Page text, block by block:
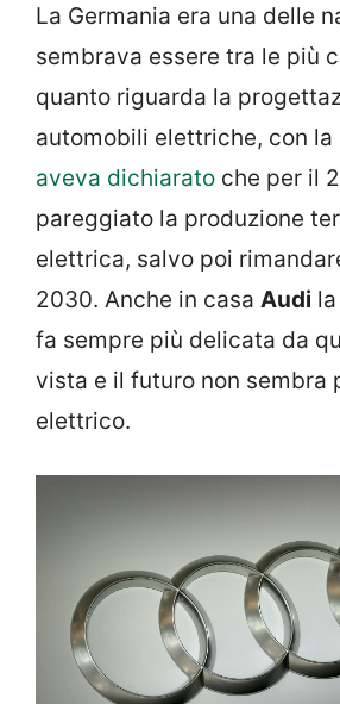
La Germania era una delle
sembrava essere tra le più
quanto riguarda la
automobili elettriche, con la
aveva dichiarato che per il
pareggiato la produzione
elettrica, salvo poi
2030. Anche in casa Audi
fa sempre più delicata da
vista e il futuro non sembra
elettrico.